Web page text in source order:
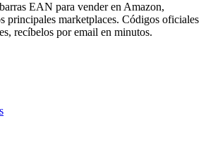
EAN para vender en Amazon,
principales marketplaces. Códigos oficiales
recíbelos por email en minutos.